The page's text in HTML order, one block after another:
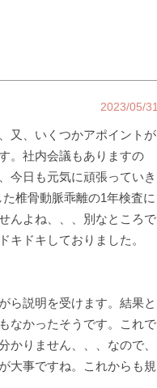
2023/05/31
又、いくつかアポイントが
。社内会議もありますの
今日も元気に頑張っていき
椎骨動脈乖離の1年検査に
んよね、、、別なところで
キドキしておりました。
ら説明を受けます。結果と
なかったそうです。これで
かりません、、、なので、
大事ですね。これからも規